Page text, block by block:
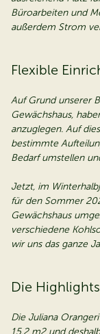
Büroarbeiten und
außerdem Strom
Flexible
Auf Grund unserer
Gewächshaus,
anzuglegen. Auf
bestimmte
Bedarf umstellen
Jetzt, im
für den Sommer
Gewächshaus
verschiedene
wir uns das ganze
Die
Die Juliana